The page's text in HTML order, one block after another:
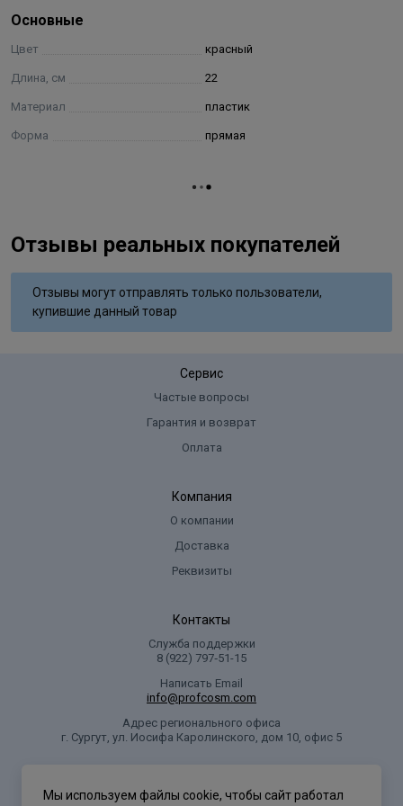
расчёсывания и сокращаете общее время работы.
Основные
Цвет красный
Длина, см 22
Материал пластик
Форма прямая
Отзывы реальных покупателей
Отзывы могут отправлять только пользователи,
купившие данный товар
Сервис
Частые вопросы
Гарантия и возврат
Оплата
Компания
О компании
Доставка
Реквизиты
Контакты
Служба поддержки
8 (922) 797‑51-15
Написать Email
info@profcosm.com
Адрес регионального офиса
г. Сургут, ул. Иосифа Каролинского, дом 10, офис 5
Мы используем файлы cookie, чтобы сайт работал